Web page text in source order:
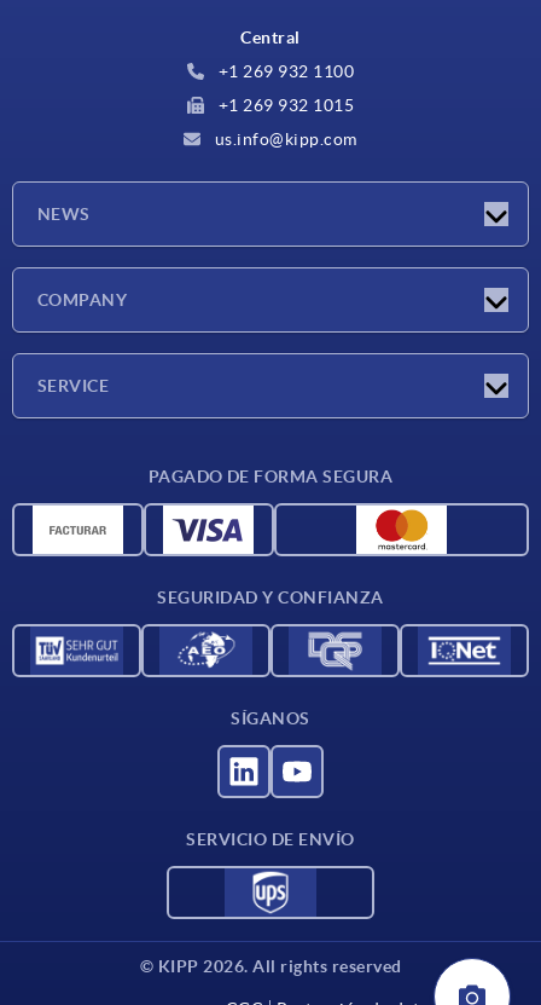
Central
+1 269 932 1100
+1 269 932 1015
us.info@kipp.com
NEWS
COMPANY
SERVICE
Materiales
PAGADO DE FORMA SEGURA
SEGURIDAD Y CONFIANZA
SÍGANOS
SERVICIO DE ENVÍO
© KIPP 2026. All rights reserved